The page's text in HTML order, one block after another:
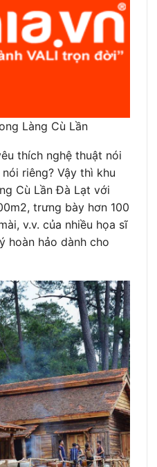
Làng Cù Lần
thích nghệ thuật nói
riêng? Vậy thì khu
Cù Lần Đà Lạt với
trưng bày hơn 100
v.v. của nhiều họa sĩ
hoàn hảo dành cho